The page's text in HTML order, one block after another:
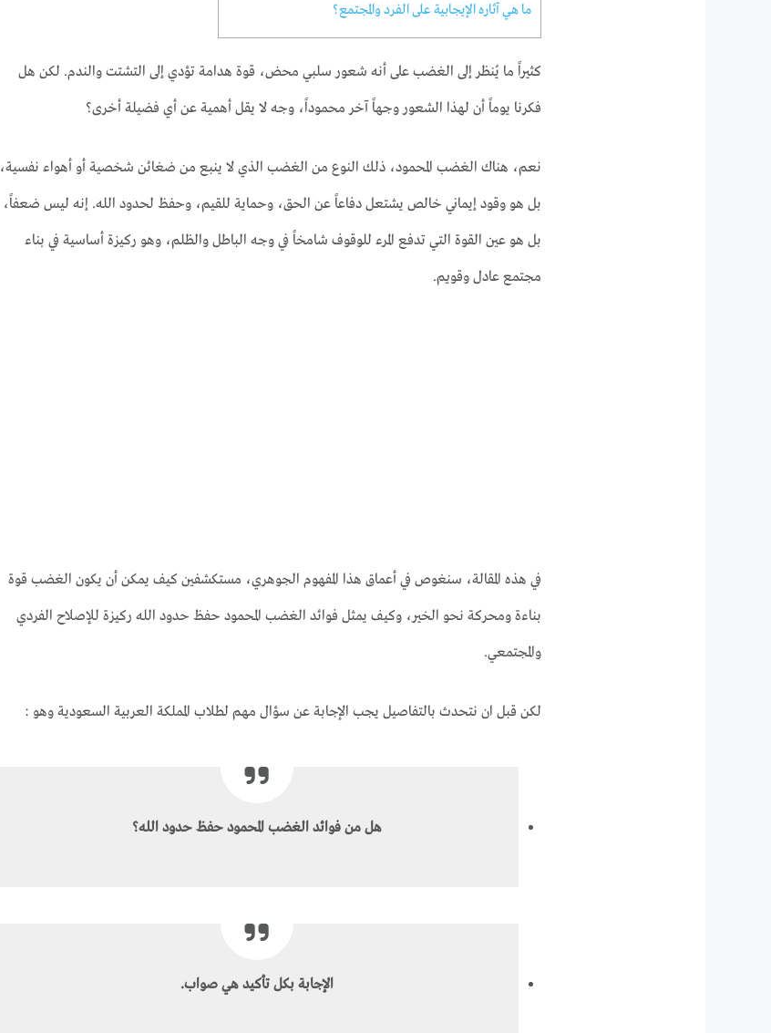
ما هي آثاره الإيجابية على الفرد والمجتمع؟
كثيراً ما يُنظر إلى الغضب على أنه شعور سلبي محض، قوة هدامة تؤدي إلى التشتت والندم. لكن هل
فكرنا يوماً أن لهذا الشعور وجهاً آخر محموداً، وجه لا يقل أهمية عن أي فضيلة أخرى؟
نعم، هناك الغضب المحمود، ذلك النوع من الغضب الذي لا ينبع من ضغائن شخصية أو أهواء نفسية،
بل هو وقود إيماني خالص يشتعل دفاعاً عن الحق، وحماية للقيم، وحفظ لحدود الله. إنه ليس ضعفاً،
بل هو عين القوة التي تدفع المرء للوقوف شامخاً في وجه الباطل والظلم، وهو ركيزة أساسية في بناء
مجتمع عادل وقويم.
في هذه المقالة، سنغوص في أعماق هذا المفهوم الجوهري، مستكشفين كيف يمكن أن يكون الغضب قوة
بناءة ومحركة نحو الخير، وكيف يمثل فوائد الغضب المحمود حفظ حدود الله ركيزة للإصلاح الفردي
والمجتمعي.
لكن قبل ان نتحدث بالتفاصيل يجب الإجابة عن سؤال مهم لطلاب المملكة العربية السعودية وهو :
هل من فوائد الغضب المحمود حفظ حدود الله؟
الإجابة بكل تأكيد هي صواب.